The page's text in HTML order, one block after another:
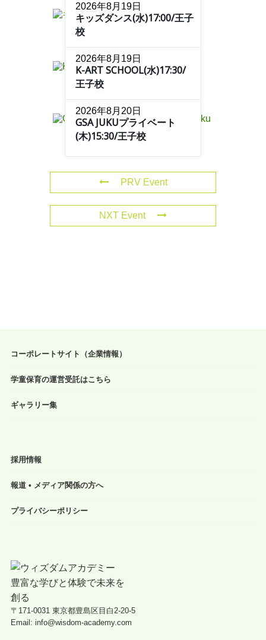
2026年8月19日
キッズダンス(水)17:00/王子
校
2026年8月19日
K-ART SCHOOL(水)17:30/
王子校
2026年8月20日
GSA JUKUプライベート
(木)15:30/王子校
PRV Event
NXT Event
コーポレートサイト（企業情報）
学童保育の運営受託はこちら
ギャラリー集
採用情報
報道 • メディア関係の方へ
プライバシーポリシー
〒171-0031 東京都豊島区目白2-20-5
Email: info@wisdom-academy.com